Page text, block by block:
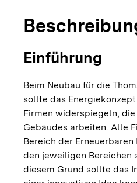
Einführung
Beim Neubau für die
sollte das
Firmen widerspiegeln,
Gebäudes arbeiten. Alle
Bereich der Erneuerbaren
den jeweiligen Bereichen
diesem Grund sollte das